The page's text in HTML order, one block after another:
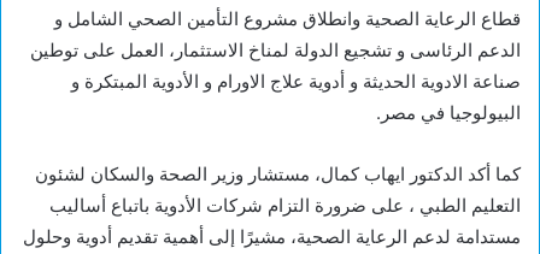
قطاع الرعاية الصحية وانطلاق مشروع التأمين الصحي الشامل و
الدعم الرئاسى و تشجيع الدولة لمناخ الاستثمار، العمل على توطين
صناعة الادوية الحديثة و أدوية علاج الاورام و الأدوية المبتكرة و
البيولوجيا في مصر.
كما أكد الدكتور ايهاب كمال، مستشار وزير الصحة والسكان لشئون
التعليم الطبي ، على ضرورة التزام شركات الأدوية باتباع أساليب
مستدامة لدعم الرعاية الصحية، مشيرًا إلى أهمية تقديم أدوية وحلول